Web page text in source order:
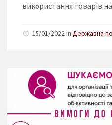
використання товарів
15/01/2022 in Державна